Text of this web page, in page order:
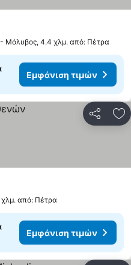
Μόλυβος, 4.4 χλμ. από: Πέτρα
Εμφάνιση τιμών
χλμ. από: Πέτρα
Εμφάνιση τιμών